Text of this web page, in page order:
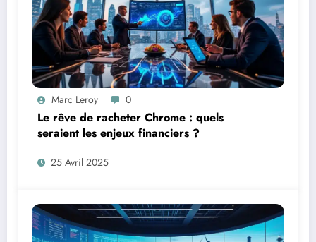
Marc Leroy 0
Le rêve de racheter Chrome : quels
seraient les enjeux financiers ?
25 Avril 2025